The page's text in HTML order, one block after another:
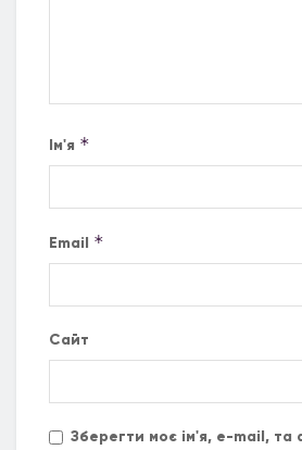
Ім'я *
Email *
Сайт
Зберегти моє ім'я, e-mail, та